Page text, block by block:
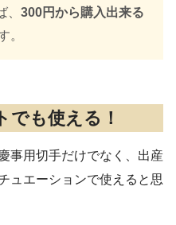
300円から購入出来る
。
でも使える！
事用切手だけでなく、出産
ュエーションで使えると思